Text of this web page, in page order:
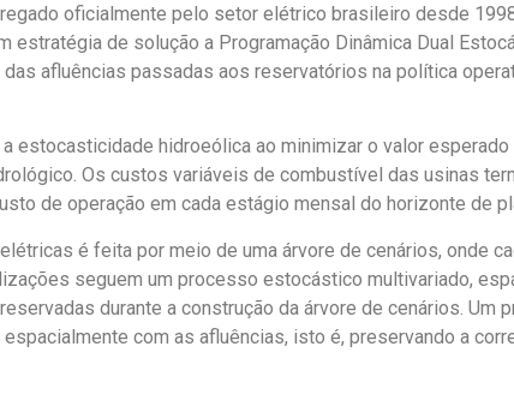
oficialmente pelo setor elétrico brasileiro desde
estratégia de solução a Programação Dinâmica Dual
das afluências passadas aos reservatórios na política
estocasticidade hidroeólica ao minimizar o valor
Os custos variáveis de combustível das usinas
de operação em cada estágio mensal do horizonte de
é feita por meio de uma árvore de cenários, onde
seguem um processo estocástico multivariado,
durante a construção da árvore de cenários. Um
com as afluências, isto é, preservando a